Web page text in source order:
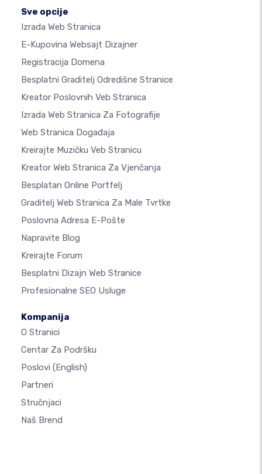
Sve opcije
Izrada Web Stranica
E-Kupovina Websajt Dizajner
Registracija Domena
Besplatni Graditelj Odredišne Stranice
Kreator Poslovnih Veb Stranica
Izrada Web Stranica Za Fotografije
Web Stranica Događaja
Kreirajte Muzičku Veb Stranicu
Kreator Web Stranica Za Vjenčanja
Besplatan Online Portfelj
Graditelj Web Stranica Za Male Tvrtke
Poslovna Adresa E-Pošte
Napravite Blog
Kreirajte Forum
Besplatni Dizajn Web Stranice
Profesionalne SEO Usluge
Kompanija
O Stranici
Centar Za Podršku
Poslovi (English)
Partneri
Stručnjaci
Naš Brend